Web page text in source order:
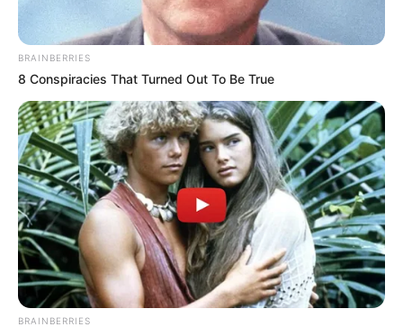
Entre rumores y verdades:
Tejada confirmó el fin de
su relación con Aida
AÍDA MERLANO
Aida Victoria Merlano
bromea después de
confirmar su separación:
"Estoy entregada al Señor"
AIDA VICTORIA MERLANO
Aida Victoria Merlano ya
BRAINBERRIES
8 Conspiracies That Turned Out To Be True
BRAINBERRIES